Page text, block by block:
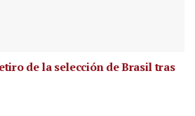
de la selección de Brasil tras